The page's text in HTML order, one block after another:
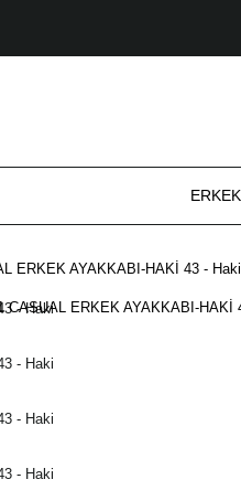
ERKEK
ERKEK AYAKKABI-HAKİ 43 - Haki